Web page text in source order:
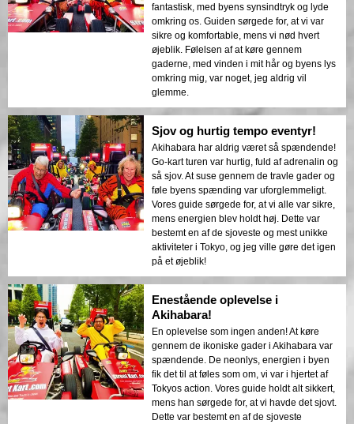
fantastisk, med byens synsindtryk og lyde
omkring os. Guiden sørgede for, at vi var
sikre og komfortable, mens vi nød hvert
øjeblik. Følelsen af at køre gennem
gaderne, med vinden i mit hår og byens lys
omkring mig, var noget, jeg aldrig vil
glemme.
Sjov og hurtig tempo eventyr!
Akihabara har aldrig været så spændende!
Go-kart turen var hurtig, fuld af adrenalin og
så sjov. At suse gennem de travle gader og
føle byens spænding var uforglemmeligt.
Vores guide sørgede for, at vi alle var sikre,
mens energien blev holdt høj. Dette var
bestemt en af de sjoveste og mest unikke
aktiviteter i Tokyo, og jeg ville gøre det igen
på et øjeblik!
Enestående oplevelse i
Akihabara!
En oplevelse som ingen anden! At køre
gennem de ikoniske gader i Akihabara var
spændende. De neonlys, energien i byen
fik det til at føles som om, vi var i hjertet af
Tokyos action. Vores guide holdt alt sikkert,
mens han sørgede for, at vi havde det sjovt.
Dette var bestemt en af de sjoveste